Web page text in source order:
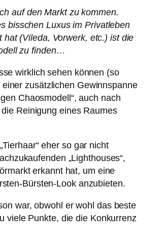
auf den Markt zu kommen.
bisschen Luxus im Privatleben
hat (Vileda, Vorwerk, etc.) ist die
zu finden…
wirklich sehen können (so
zusätzlichen Gewinnspanne
Chaosmodell“, auch nach
Reinigung eines Raumes
eher so gar nicht
„Lighthouses“,
erkannt hat, um eine
Bürsten-Look anzubieten.
war, obwohl er wohl das beste
viele Punkte, die die Konkurrenz